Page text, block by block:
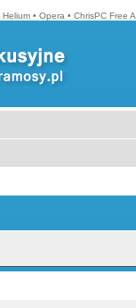
Helium • Opera • ChrisPC Free